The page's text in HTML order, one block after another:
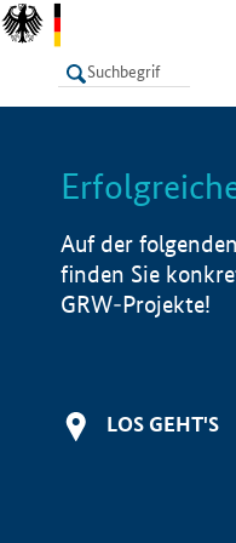
LISTE
Auf der
finden Sie
GRW-Projekte!
LOS GEHT'S